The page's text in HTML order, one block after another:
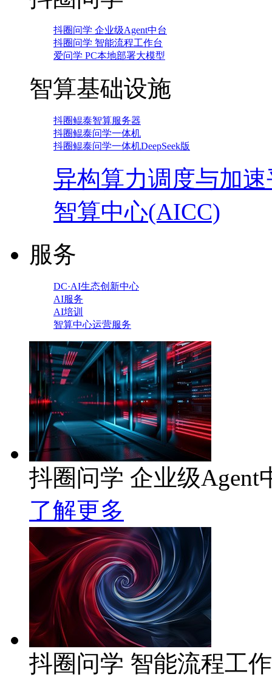
抖圈问学 企业级Agent中台
抖圈问学 智能流程工作台
爱问学 PC本地部署大模型
智算基础设施
抖圈鲲泰智算服务器
抖圈鲲泰问学一体机
抖圈鲲泰问学一体机DeepSeek版
异构算力调度与加
智算中心(AICC)
服务
DC·AI生态创新中心
AI服务
AI培训
智算中心运营服务
抖圈问学 企业级Agent
了解更多
抖圈问学 智能流程工